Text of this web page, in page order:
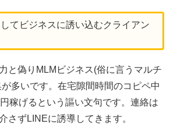
てビジネスに誘い込むクライアン
と偽りMLMビジネス(俗に言うマルチ
多いです。在宅隙間時間のコピペ中
稼げるという謳い文句です。連絡は
さずLINEに誘導してきます。